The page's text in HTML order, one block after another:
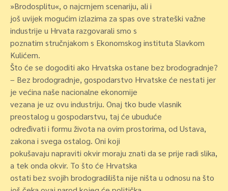
»Brodosplitu«, o najcrnjem scenariju, ali i
još uvijek mogućim izlazima za spas ove strateški važne
industrije u Hrvata razgovarali smo s
poznatim stručnjakom s Ekonomskog instituta Slavkom
Kulićem.
Što će se dogoditi ako Hrvatska ostane bez brodogradnje?
– Bez brodogradnje, gospodarstvo Hrvatske će nestati jer
je većina naše nacionalne ekonomije
vezana je uz ovu industriju. Onaj tko bude vlasnik
preostalog u gospodarstvu, taj će ubuduće
određivati i formu života na ovim prostorima, od Ustava,
zakona i svega ostalog. Oni koji
pokušavaju napraviti okvir moraju znati da se prije radi slika,
a tek onda okvir. To što će Hrvatska
ostati bez svojih brodogradilišta nije ništa u odnosu na što